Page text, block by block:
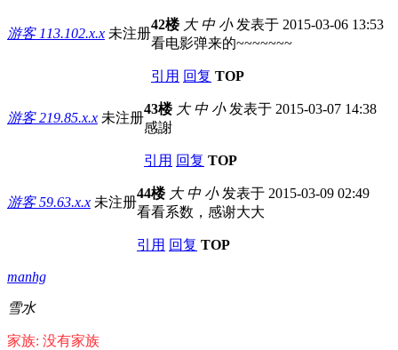
游客 113.102.x.x 未注册
42楼 大 中 小发表于 2015-03-06 13:53
看电影弹来的~~~~~~~
引用 回复 TOP
游客219.85.x.x 未注册
43楼 大 中 小发表于 2015-03-07 14:38
感謝
引用 回复 TOP
游客59.63.x.x 未注册
44楼 大 中 小发表于 2015-03-09 02:49
看看系数，感谢大大
引用 回复 TOP
manhg
雪水
家族: 没有家族